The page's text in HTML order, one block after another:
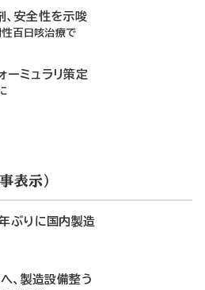
安全性を示唆
性百日咳治療で
ーミュラリ策定
表示）
ぶりに国内製造
、製造設備整う